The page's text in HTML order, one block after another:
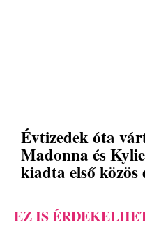
Évtizedek óta
Madonna és
kiadta első közös
EZ IS